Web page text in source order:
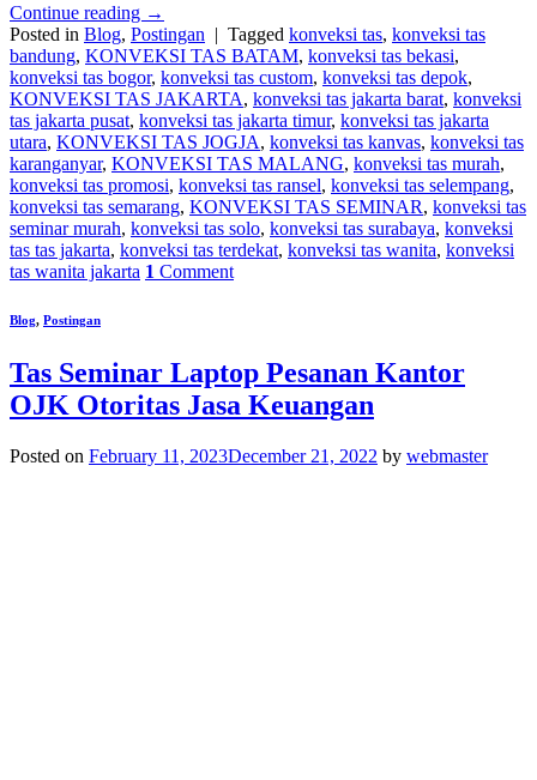
Continue reading →
Posted in Blog, Postingan | Tagged konveksi tas, konveksi tas
bandung, KONVEKSI TAS BATAM, konveksi tas bekasi,
konveksi tas bogor, konveksi tas custom, konveksi tas depok,
KONVEKSI TAS JAKARTA, konveksi tas jakarta barat, konveksi
tas jakarta pusat, konveksi tas jakarta timur, konveksi tas jakarta
utara, KONVEKSI TAS JOGJA, konveksi tas kanvas, konveksi tas
karanganyar, KONVEKSI TAS MALANG, konveksi tas murah,
konveksi tas promosi, konveksi tas ransel, konveksi tas selempang,
konveksi tas semarang, KONVEKSI TAS SEMINAR, konveksi tas
seminar murah, konveksi tas solo, konveksi tas surabaya, konveksi
tas tas jakarta, konveksi tas terdekat, konveksi tas wanita, konveksi
tas wanita jakarta 1 Comment
Blog, Postingan
Tas Seminar Laptop Pesanan Kantor
OJK Otoritas Jasa Keuangan
Posted on February 11, 2023December 21, 2022 by webmaster